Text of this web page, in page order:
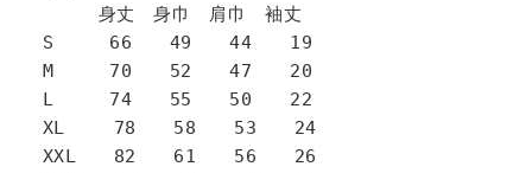
身丈 身巾 肩巾 袖丈
S 66 49 44 19
M 70 52 47 20
L 74 55 50 22
XL 78 58 53 24
XXL 82 61 56 26